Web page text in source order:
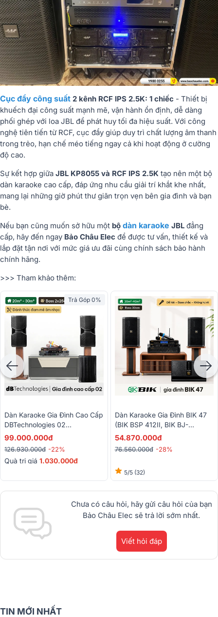
Cục đẩy công suất 2 kênh RCF IPS 2.5K: 1 chiếc - Thiết bị
khuếch đại công suất mạnh mẽ, vận hành ổn định, dễ dàng
phối ghép với loa JBL để phát huy tối đa hiệu suất. Với công
nghệ tiên tiến từ RCF, cục đẩy giúp duy trì chất lượng âm thanh
trong trẻo, hạn chế méo tiếng ngay cả khi hoạt động ở cường
độ cao.
Sự kết hợp giữa JBL KP8055 và RCF IPS 2.5K tạo nên một bộ
dàn karaoke cao cấp, đáp ứng nhu cầu giải trí khắt khe nhất,
mang lại những giờ phút thư giãn trọn vẹn bên gia đình và bạn
bè.
Nếu bạn cũng muốn sở hữu một bộ dàn karaoke JBL đẳng
cấp, hãy đến ngay Bảo Châu Elec để được tư vấn, thiết kế và
lắp đặt tận nơi với mức giá ưu đãi cùng chính sách bảo hành
chính hãng.
>>> Tham khảo thêm:
Trả Góp 0%
Dàn Karaoke Gia Đình Cao Cấp
DBTechnologies 02
(dBTechnologies Opera Reevo
U600, BKSound M8)
99.000.000đ
126.930.000đ -22%
Quà trị giá 1.030.000đ
Dàn Karaoke Gia Đình BIK 47
(BIK BSP 412II, BIK BJ-
W88PLUS, BIK VM830A, BIK
54.870.000đ
76.560.000đ -28%
5/5 (32)
Chưa có câu hỏi, hãy gửi câu hỏi của bạn
Bảo Châu Elec sẽ trả lời sớm nhất.
Viết hỏi đáp
TIN MỚI NHẤT